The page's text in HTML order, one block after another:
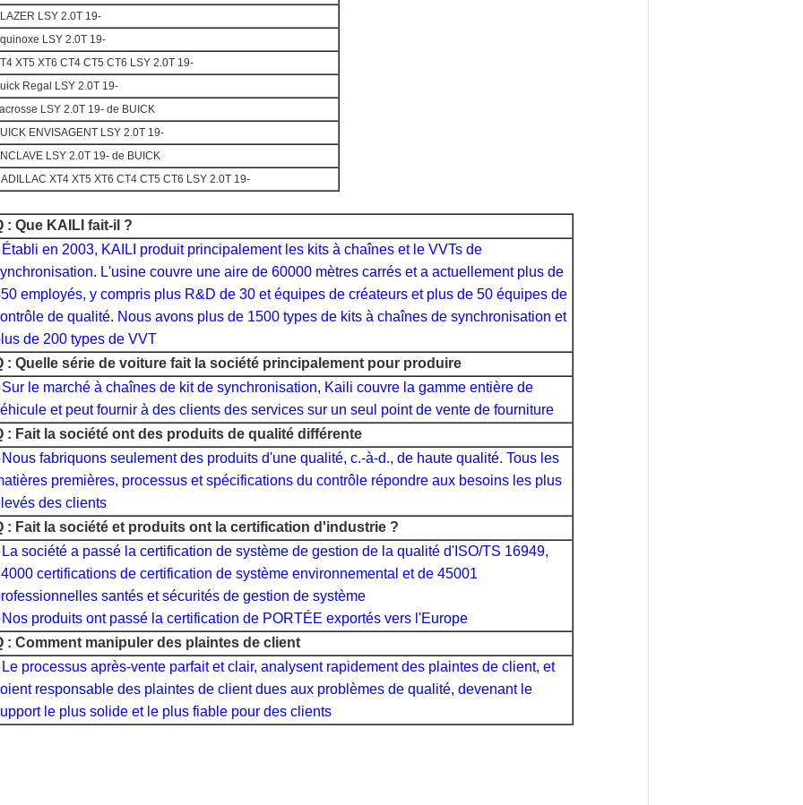
LSY 2.0T 19-
LSY 2.0T 19-
XT5 XT6 CT4 CT5 CT6 LSY 2.0T 19-
Regal LSY 2.0T 19-
LSY 2.0T 19- de BUICK
ENVISAGENT LSY 2.0T 19-
LSY 2.0T 19- de BUICK
XT4 XT5 XT6 CT4 CT5 CT6 LSY 2.0T 19-
: Que KAILI fait-il ?
Établi en 2003, KAILI produit principalement les kits à chaînes et le VVTs de
L'usine couvre une aire de 60000 mètres carrés et a actuellement plus de
employés, y compris plus R&D de 30 et équipes de créateurs et plus de 50 équipes de
de qualité. Nous avons plus de 1500 types de kits à chaînes de synchronisation et
de 200 types de VVT
: Quelle série de voiture fait la société principalement pour produire
Sur le marché à chaînes de kit de synchronisation, Kaili couvre la gamme entière de
et peut fournir à des clients des services sur un seul point de vente de fourniture
: Fait la société ont des produits de qualité différente
Nous fabriquons seulement des produits d'une qualité, c.-à-d., de haute qualité. Tous les
premières, processus et spécifications du contrôle répondre aux besoins les plus
des clients
: Fait la société et produits ont la certification d'industrie ?
La société a passé la certification de système de gestion de la qualité d'ISO/TS 16949,
certifications de certification de système environnemental et de 45001
santés et sécurités de gestion de système
produits ont passé la certification de PORTÉE exportés vers l'Europe
: Comment manipuler des plaintes de client
Le processus après-vente parfait et clair, analysent rapidement des plaintes de client, et
responsable des plaintes de client dues aux problèmes de qualité, devenant le
le plus solide et le plus fiable pour des clients